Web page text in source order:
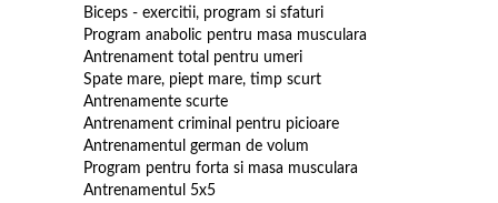
Biceps - exercitii, program si sfaturi
Program anabolic pentru masa musculara
Antrenament total pentru umeri
Spate mare, piept mare, timp scurt
Antrenamente scurte
Antrenament criminal pentru picioare
Antrenamentul german de volum
Program pentru forta si masa musculara
Antrenamentul 5x5